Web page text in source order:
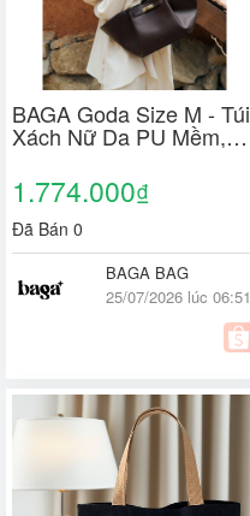
BAGA Goda Size M - Túi
Xách Nữ Da PU Mềm,
Thiết Kế Tối Giản, Màu
Choco (Chưa Kèm
Charm, Charm Giảm
30%)
1.774.000₫
Đã Bán 0
BAGA BAG
25/07/2026 lúc 06:51